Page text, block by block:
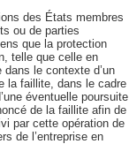
des États membres
ou de parties
que la protection
telle que celle en
le contexte d’un
la faillite, dans le cadre
éventuelle poursuite
de la faillite afin de
par cette opération de
de l’entreprise en